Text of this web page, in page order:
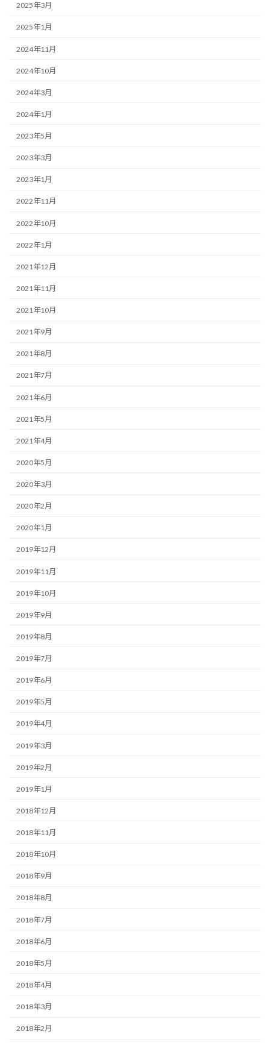
2025年3月
2025年1月
2024年11月
2024年10月
2024年3月
2024年1月
2023年5月
2023年3月
2023年1月
2022年11月
2022年10月
2022年1月
2021年12月
2021年11月
2021年10月
2021年9月
2021年8月
2021年7月
2021年6月
2021年5月
2021年4月
2020年5月
2020年3月
2020年2月
2020年1月
2019年12月
2019年11月
2019年10月
2019年9月
2019年8月
2019年7月
2019年6月
2019年5月
2019年4月
2019年3月
2019年2月
2019年1月
2018年12月
2018年11月
2018年10月
2018年9月
2018年8月
2018年7月
2018年6月
2018年5月
2018年4月
2018年3月
2018年2月